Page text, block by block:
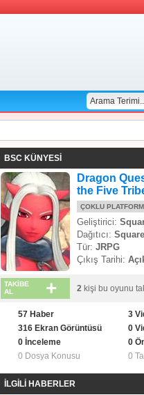
BSC KÜNYESİ
Dragon
the Five
ÇOKLU PLATFORM
Geliştirici:
Dağıtıcı:
Tür: JRPG
Çıkış Tarihi:
+
TAKİBE
AL
2 kişi bu oyunu
57 Haber
3
316 Ekran Görüntüsü
0
0 İnceleme
0
0 Dosya Konusu
0
İLGİLİ HABERLER